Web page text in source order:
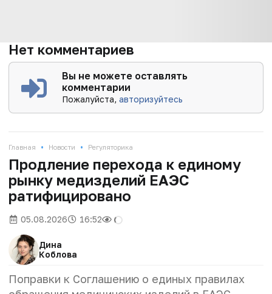
Нет комментариев
Вы не можете оставлять
комментарии
Пожалуйста,авторизуйтесь
Главная • Новости • Регуляторика
Продление перехода к единому
рынку медизделий ЕАЭС
ратифицировано
05.08.2026 16:52
Дина
Коблова
Поправки к Соглашению о единых правилах